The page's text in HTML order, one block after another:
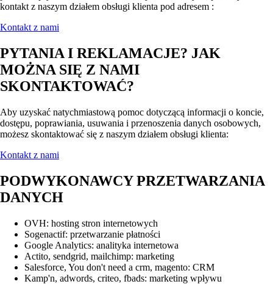
kontakt z naszym działem obsługi klienta pod adresem :
Kontakt z nami
PYTANIA I REKLAMACJE? JAK
MOŻNA SIĘ Z NAMI
SKONTAKTOWAĆ?
Aby uzyskać natychmiastową pomoc dotyczącą informacji o koncie,
dostępu, poprawiania, usuwania i przenoszenia danych osobowych,
możesz skontaktować się z naszym działem obsługi klienta:
Kontakt z nami
PODWYKONAWCY PRZETWARZANIA
DANYCH
OVH: hosting stron internetowych
Sogenactif: przetwarzanie płatności
Google Analytics: analityka internetowa
Actito, sendgrid, mailchimp: marketing
Salesforce, You don't need a crm, magento: CRM
Kamp'n, adwords, criteo, fbads: marketing wpływu